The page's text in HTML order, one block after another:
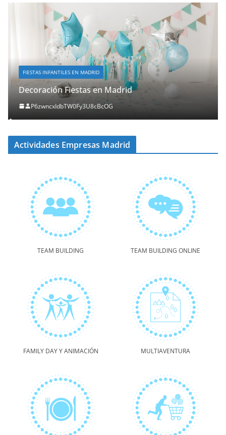
FIESTAS INFANTILES EN MADRID
Decoración Fiestas en Madrid
P6zwncxIdbTW0Fy3U8cBcOG
Actividades Empresas Madrid
TEAM BUILDING TEAM BUILDING ONLINE
FAMILY DAY Y ANIMACIÓN MULTIAVENTURA